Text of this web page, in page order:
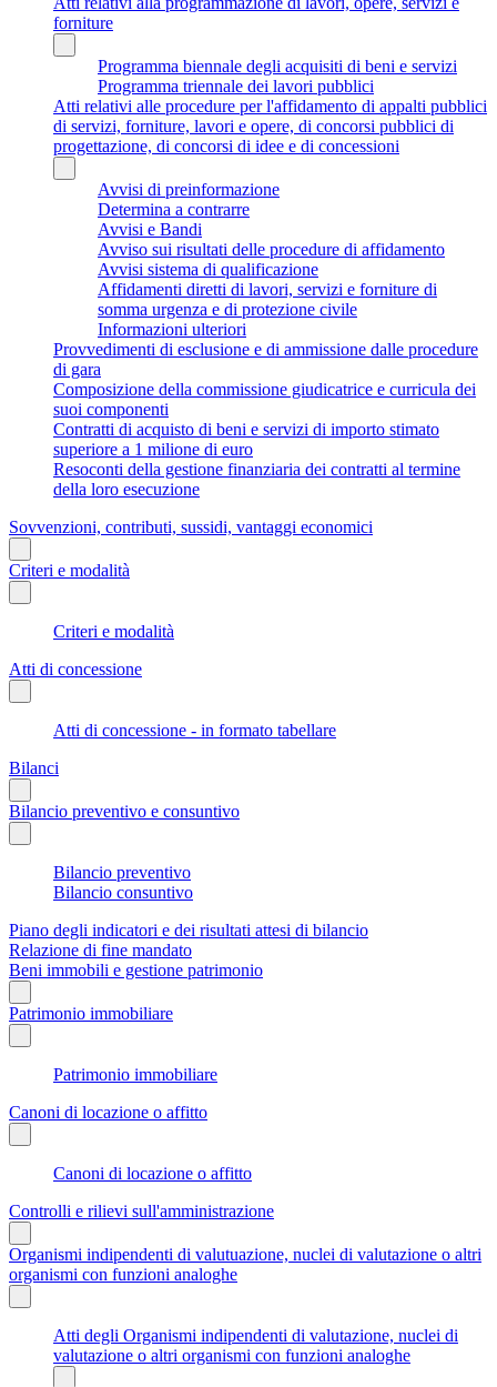
forniture
Programma biennale degli acquisiti di beni e servizi
Programma triennale dei lavori pubblici
Atti relativi alle procedure per l'affidamento di appalti pubblici
di servizi, forniture, lavori e opere, di concorsi pubblici di
progettazione, di concorsi di idee e di concessioni
Avvisi di preinformazione
Determina a contrarre
Avvisi e Bandi
Avviso sui risultati delle procedure di affidamento
Avvisi sistema di qualificazione
Affidamenti diretti di lavori, servizi e forniture di
somma urgenza e di protezione civile
Informazioni ulteriori
Provvedimenti di esclusione e di ammissione dalle procedure
di gara
Composizione della commissione giudicatrice e curricula dei
suoi componenti
Contratti di acquisto di beni e servizi di importo stimato
superiore a 1 milione di euro
Resoconti della gestione finanziaria dei contratti al termine
della loro esecuzione
Sovvenzioni, contributi, sussidi, vantaggi economici
Criteri e modalità
Criteri e modalità
Atti di concessione
Atti di concessione - in formato tabellare
Bilanci
Bilancio preventivo e consuntivo
Bilancio preventivo
Bilancio consuntivo
Piano degli indicatori e dei risultati attesi di bilancio
Relazione di fine mandato
Beni immobili e gestione patrimonio
Patrimonio immobiliare
Patrimonio immobiliare
Canoni di locazione o affitto
Canoni di locazione o affitto
Controlli e rilievi sull'amministrazione
Organismi indipendenti di valutuazione, nuclei di valutazione o altri
organismi con funzioni analoghe
Atti degli Organismi indipendenti di valutazione, nuclei di
valutazione o altri organismi con funzioni analoghe